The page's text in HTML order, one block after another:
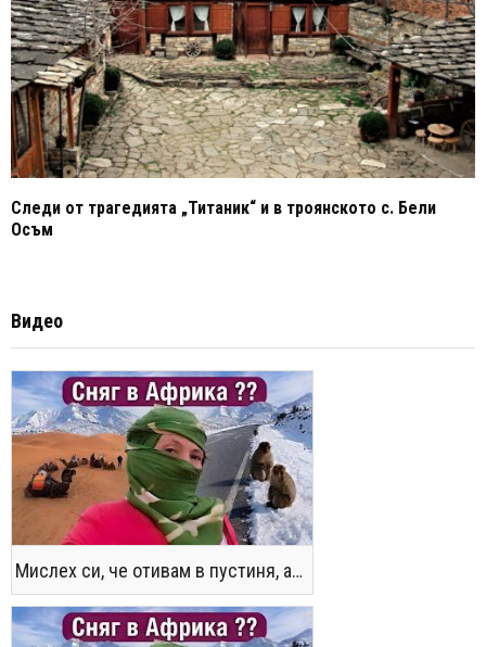
Следи от трагедията „Титаник“ и в троянското с. Бели
Осъм
Видео
Мислех си, че отивам в пустиня, а се озовах в снега !! / Not the Morocco You Know